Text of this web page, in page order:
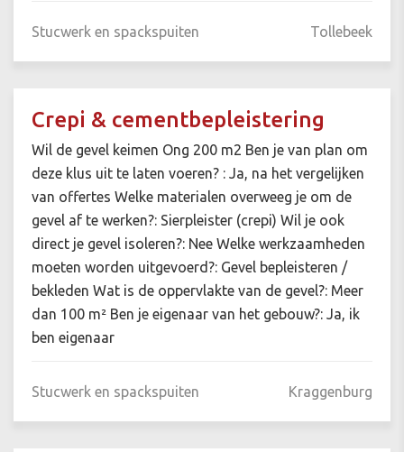
Stucwerk en spackspuiten Tollebeek
Crepi & cementbepleistering
Wil de gevel keimen Ong 200 m2 Ben je van plan om
deze klus uit te laten voeren? : Ja, na het vergelijken
van offertes Welke materialen overweeg je om de
gevel af te werken?: Sierpleister (crepi) Wil je ook
direct je gevel isoleren?: Nee Welke werkzaamheden
moeten worden uitgevoerd?: Gevel bepleisteren /
bekleden Wat is de oppervlakte van de gevel?: Meer
dan 100 m² Ben je eigenaar van het gebouw?: Ja, ik
ben eigenaar
Stucwerk en spackspuiten Kraggenburg